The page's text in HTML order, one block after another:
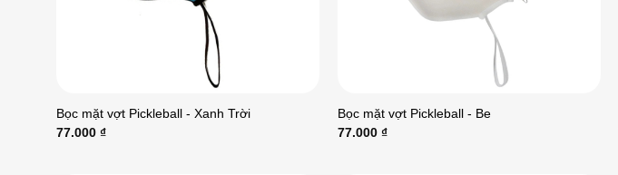
Bọc mặt vợt Pickleball - Xanh Trời
77.000 ₫
Bọc mặt vợt Pickleball - Be
77.000 ₫